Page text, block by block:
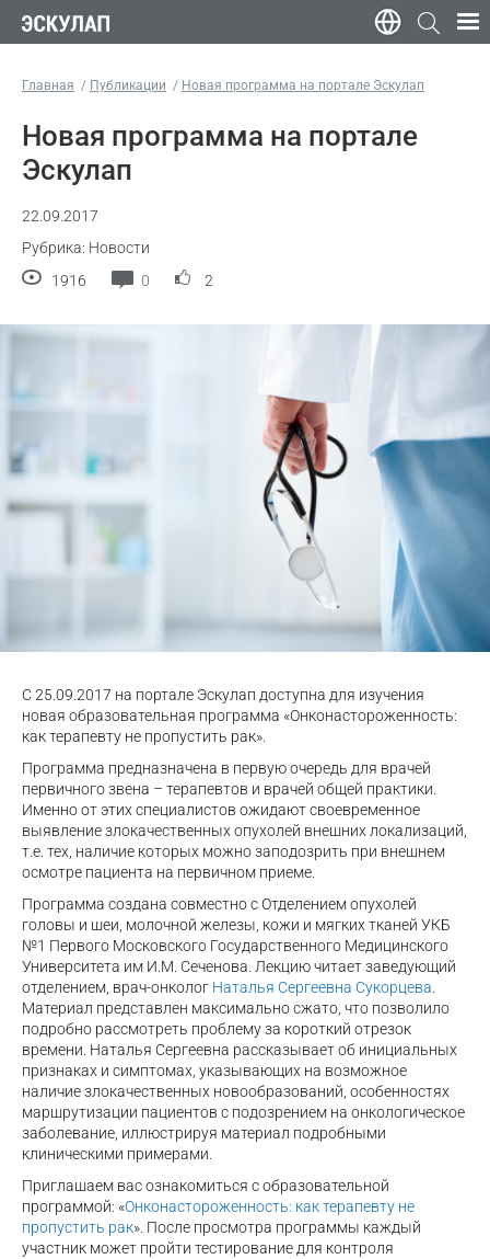
Главная Публикации Новая программа на портале Эскулап
Новая программа на портале
Эскулап
22.09.2017
Рубрика: Новости
1916
0 2
С 25.09.2017 на портале Эскулап доступна для изучения
новая образовательная программа «Онконастороженность:
как терапевту не пропустить рак».
Программа предназначена в первую очередь для врачей
первичного звена – терапевтов и врачей общей практики.
Именно от этих специалистов ожидают своевременное
выявление злокачественных опухолей внешних локализаций,
т.е. тех, наличие которых можно заподозрить при внешнем
осмотре пациента на первичном приеме.
Программа создана совместно с Отделением опухолей
головы и шеи, молочной железы, кожи и мягких тканей УКБ
№1 Первого Московского Государственного Медицинского
Университета им И.М. Сеченова. Лекцию читает заведующий
отделением, врач-онколог Наталья Сергеевна Сукорцева
Материал представлен максимально сжато, что позволило
подробно рассмотреть проблему за короткий отрезок
времени. Наталья Сергеевна рассказывает об инициальных
признаках и симптомах, указывающих на возможное
наличие злокачественных новообразований, особенностях
маршрутизации пациентов с подозрением на онкологическое
заболевание, иллюстрируя материал подробными
клиническими примерами.
Приглашаем вас ознакомиться с образовательной
программой: «Онконастороженность: как терапевту не
пропустить рак». После просмотра программы каждый
участник может пройти тестирование для контроля